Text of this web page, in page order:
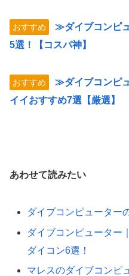
おすすめ
≫ダイブコンピ
5選！【コスパ神】
おすすめ
≫ダイブコンピ
イイおすすめ7選【厳選】
あわせて読みたい
ダイブコンピューター
ダイブコンピューター
ダイコン6選！
マレスのダイブコンピ